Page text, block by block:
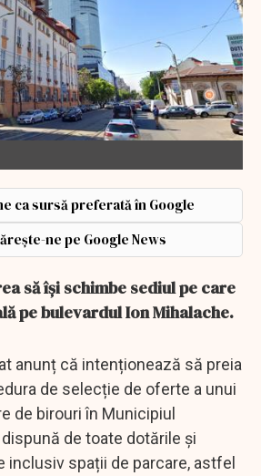
ca sursă preferată în Google
ne pe Google News
să își schimbe sediul pe care
pe bulevardul Ion Mihalache.
anunț că intenționează să preia
de selecție de oferte a unui
de birouri în Municipiul
de toate dotările și
inclusiv spații de parcare, astfel